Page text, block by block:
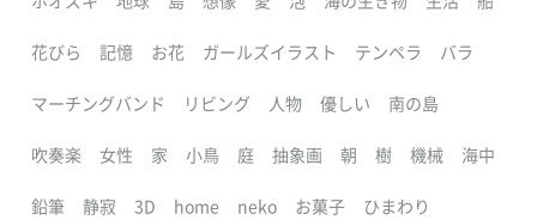
花びら 記憶 お花 ガールズイラスト テンペラ バラ
マーチングバンド リビング 人物 優しい 南の島
吹奏楽 女性 家 小鳥 庭 抽象画 朝 樹 機械 海中
鉛筆 静寂 3D home neko お菓子 ひまわり